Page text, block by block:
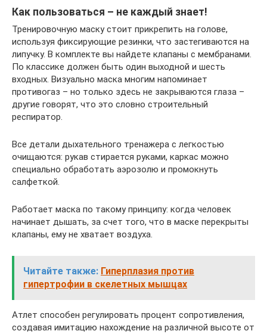
Как пользоваться – не каждый знает!
Тренировочную маску стоит прикрепить на голове,
используя фиксирующие резинки, что застегиваются на
липучку. В комплекте вы найдете клапаны с мембранами.
По классике должен быть один выходной и шесть
входных. Визуально маска многим напоминает
противогаз – но только здесь не закрываются глаза –
другие говорят, что это словно строительный
респиратор.
Все детали дыхательного тренажера с легкостью
очищаются: рукав стирается руками, каркас можно
специально обработать аэрозолю и промокнуть
салфеткой.
Работает маска по такому принципу: когда человек
начинает дышать, за счет того, что в маске перекрыты
клапаны, ему не хватает воздуха.
Читайте также: Гиперплазия против
гипертрофии в скелетных мышцах
Атлет способен регулировать процент сопротивления,
создавая имитацию нахождение на различной высоте от